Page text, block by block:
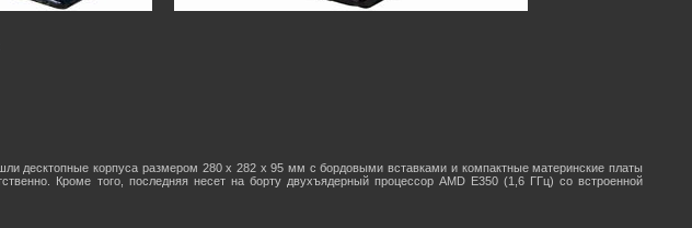
десктопные корпуса размером 280 x 282 x 95 мм с бордовыми вставками и компактные материнские платы
Кроме того, последняя несет на борту двухъядерный процессор AMD E350 (1,6 ГГц) со встроенной